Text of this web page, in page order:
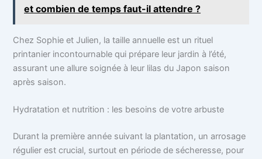
et combien de temps faut-il attendre ?
Chez Sophie et Julien, la taille annuelle est un rituel
printanier incontournable qui prépare leur jardin à l’été,
assurant une allure soignée à leur lilas du Japon saison
après saison.
Hydratation et nutrition : les besoins de votre arbuste
Durant la première année suivant la plantation, un arrosage
régulier est crucial, surtout en période de sécheresse, pour